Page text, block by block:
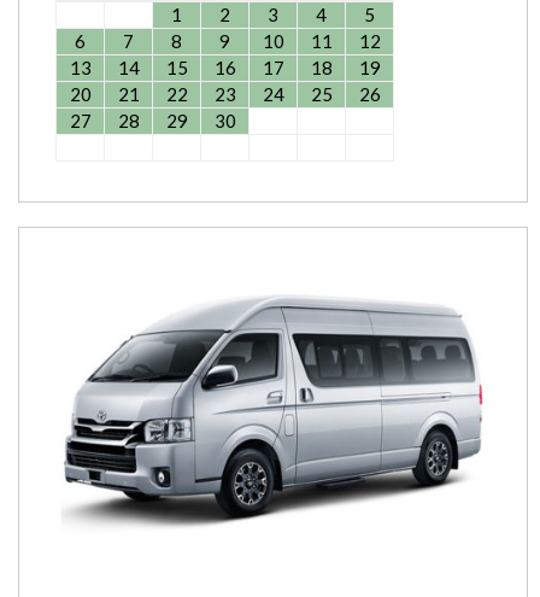
1
2 3 4
5
6
7 8 9 10 11
12
13
14 15 16 17 18
19
20
21 22 23 24 25
26
27
28 29 30